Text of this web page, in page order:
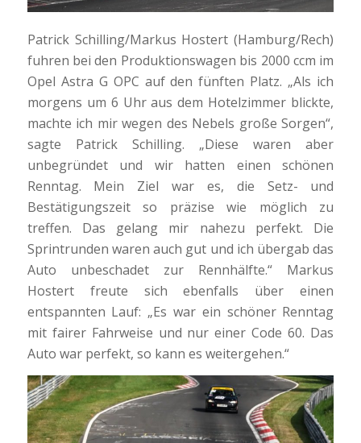
Patrick Schilling/Markus Hostert (Hamburg/Rech)
fuhren bei den Produktionswagen bis 2000 ccm im
Opel Astra G OPC auf den fünften Platz. „Als ich
morgens um 6 Uhr aus dem Hotelzimmer blickte,
machte ich mir wegen des Nebels große Sorgen“,
sagte Patrick Schilling. „Diese waren aber
unbegründet und wir hatten einen schönen
Renntag. Mein Ziel war es, die Setz- und
Bestätigungszeit so präzise wie möglich zu
treffen. Das gelang mir nahezu perfekt. Die
Sprintrunden waren auch gut und ich übergab das
Auto unbeschadet zur Rennhälfte.“ Markus
Hostert freute sich ebenfalls über einen
entspannten Lauf: „Es war ein schöner Renntag
mit fairer Fahrweise und nur einer Code 60. Das
Auto war perfekt, so kann es weitergehen.“